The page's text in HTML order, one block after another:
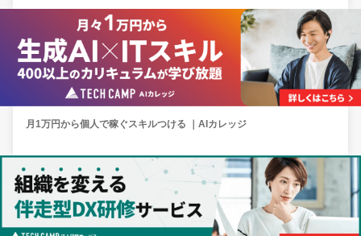
月1万円から個人で稼ぐスキルつける ｜AIカレッジ